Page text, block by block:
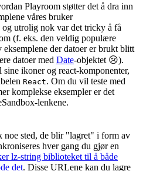
Playroom støtter det å dra inn
våres bruker
utrolig nok var det tricky å få
(f. eks. den veldig populære
eksemplene der datoer er brukt blitt
datoer med Date-objektet 😢).
ikoner og react-komponenter,
React. Om du vil teste med
komplekse eksempler er det
lenkene.
noe sted, de blir "lagret" i form av
hver gang du gjør en
lz-string biblioteket til å både
det. Disse URLene kan du lagre